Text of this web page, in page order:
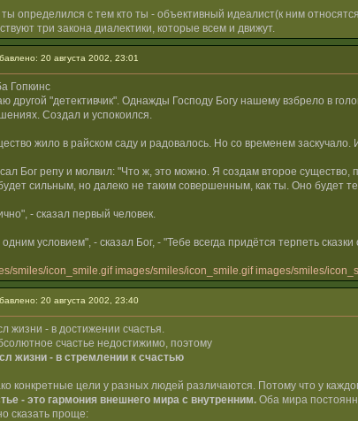
ты определился с тем кто ты - объективный идеалист(к ним
три закона диалектики, которые всем и движут.
20 августа 2002, 23:01
Гопкинс
другой "детективчик". Однажды Господу Богу нашему взбрело в
Создал и успокоился.
жило в райском саду и радовалось. Но со временем заскучало.
Бог репу и молвил: "Что ж, это можно. Я создам второе существо,
сильным, но далеко не таким совершенным, как ты. Оно будет
- сказал первый человек.
условием", - сказал Бог, - "Тебе всегда придётся терпеть
smiles/icon_smile.gif images/smiles/icon_smile.gif images/smiles/
20 августа 2002, 23:40
жизни - в достижении счастья.
счастье недостижимо, поэтому
жизни - в стремлении к счастью
конкретные цели у разных людей различаются. Потому что у
- это гармония внешнего мира с внутренним. Оба мира
сказать проще: